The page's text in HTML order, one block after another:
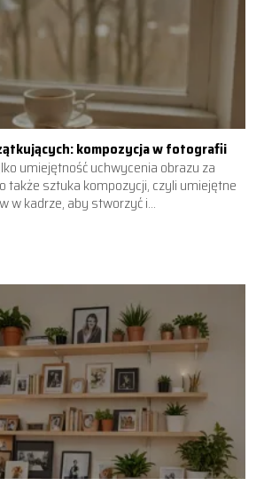
kompozycja w fotografii
umiejętność uchwycenia obrazu za
także sztuka kompozycji, czyli umiejętne
w kadrze, aby stworzyć i...